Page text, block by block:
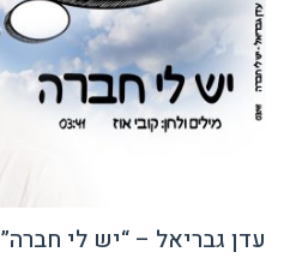
עדן גבריאל – “יש לי חברה”